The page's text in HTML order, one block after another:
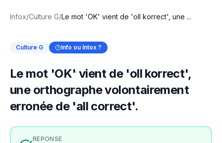
Infox/Culture G/Le mot 'OK' vient de 'oll korrect', une ...
Culture G Info ou Intox ?
Le mot 'OK' vient de 'oll korrect',
une orthographe volontairement
erronée de 'all correct'.
REPONSE